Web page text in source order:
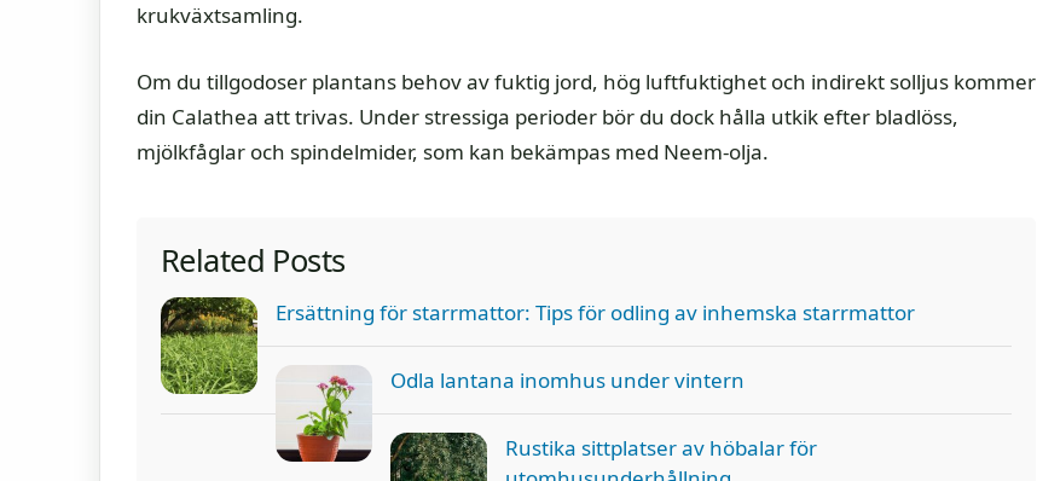
krukväxtsamling.
Om du tillgodoser plantans behov av fuktig jord, hög luftfuktighet och indirekt solljus kommer
din Calathea att trivas. Under stressiga perioder bör du dock hålla utkik efter bladlöss,
mjölkfåglar och spindelmider, som kan bekämpas med Neem-olja.
Related Posts
Ersättning för starrmattor: Tips för odling av inhemska starrmattor
Odla lantana inomhus under vintern
Rustika sittplatser av höbalar för